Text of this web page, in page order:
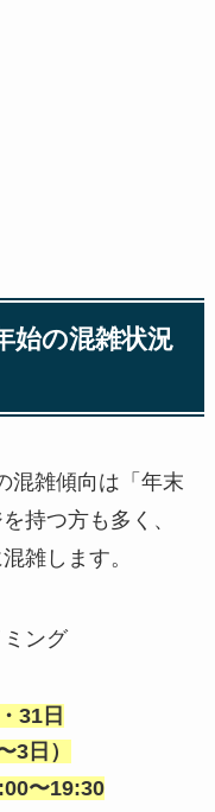
始の混雑状況
混雑傾向は「年末
持つ方も多く、
雑します。
ング
31日
3日）
〜19:30